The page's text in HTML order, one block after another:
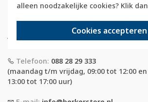
alleen noodzakelijke cookies? Klik dan
Cookies accepteren
Berkerstore.nl is onderdeel van e-Stores
International B.V. en geen webwinkel of
onderdeel van Hager
Vertriebsgesellschaft GmbH & Co. KG.
Telefoon: 088 28 29 333
(maandag t/m vrijdag, 09:00 tot 12:00 en
13:00 tot 17:00 uur)